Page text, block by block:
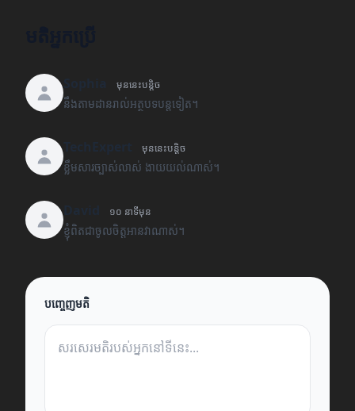
មុននេះបន្តិច
នឹងតាមដានរាល់អត្ថបទបន្តទៀត។
មុននេះបន្តិច
ខ្លឹមសារច្បាស់លាស់ ងាយយល់ណាស់។
១០ នាទីមុន
ខ្ញុំពិតជាចូលចិត្តអានវាណាស់។
បញ្ចេញមតិ